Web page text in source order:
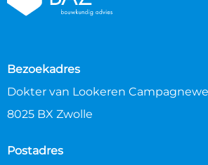
Bezoekadres
Dokter van Lookeren
8025 BX Zwolle
Postadres